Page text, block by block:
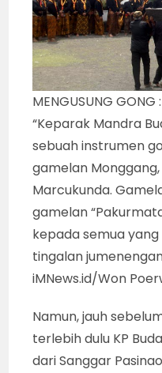
MENGUSUNG
“Keparak Mandra
sebuah instrumen
gamelan
Marcukunda.
gamelan
kepada semua
tingalan
iMNews.id/Won
Namun, jauh
terlebih dulu KP
dari Sanggar